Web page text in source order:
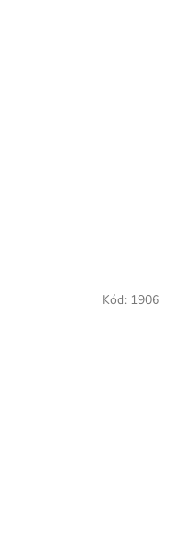
Kód: 1906